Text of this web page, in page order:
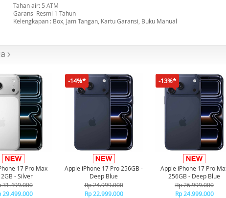
Tahan air: 5 ATM
Garansi Resmi 1 Tahun
Kelengkapan : Box, Jam Tangan, Kartu Garansi, Buku Manual
17 Pro Max
- Silver
31.499.000
29.499.000
-14%*
Apple iPhone 17 Pro 256GB -
Deep Blue
Rp 24.999.000
Rp 22.999.000
-13%*
Apple iPhone 17 Pro
256GB - Deep Blue
Rp 26.999.000
Rp 24.999.000